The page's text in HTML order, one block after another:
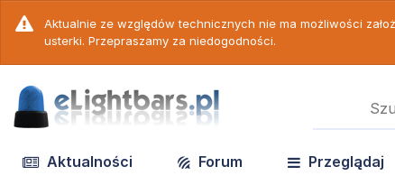
Aktualnie ze względów technicznych nie ma możliwości
usterki. Przepraszamy za niedogodności.
Aktualności Forum Przeglądaj